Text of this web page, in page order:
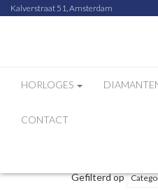
Kalverstraat 51, Amsterdam
HORLOGES
CONTACT
Gefilterd op